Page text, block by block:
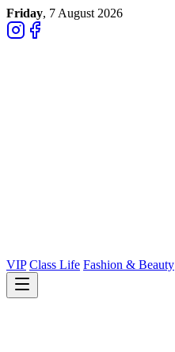
Friday, 7 August 2026
VIP Class Life Fashion & Beauty